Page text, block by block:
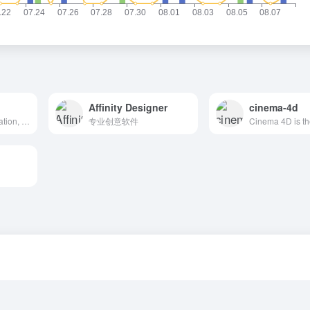
Affinity Designer
专业创意软件
cinema-4d